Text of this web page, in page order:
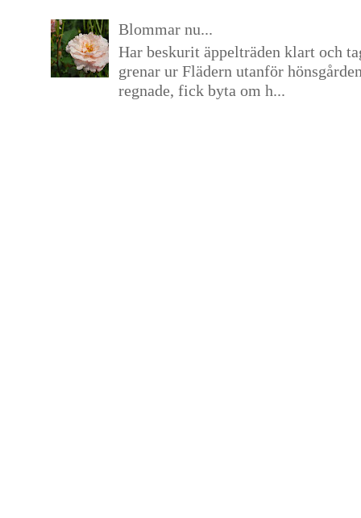
Blommar nu...
Har beskurit äppelträden klart och
grenar ur Flädern utanför
regnade, fick byta om h...